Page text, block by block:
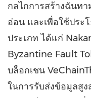
กลไกการสร้างฉันท
อ่อน และเพื่อใช้ปร
ประเภท ได้แก่
Byzantine Fault
บล็อกเชน
ในการรับส่งข้อมูลสู